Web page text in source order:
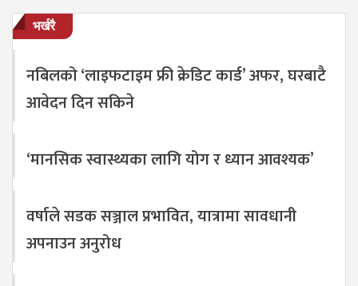
भर्खरै
नबिलको ‘लाइफटाइम फ्री क्रेडिट कार्ड’ अफर, घरबाटै
आवेदन दिन सकिने
‘मानसिक स्वास्थ्यका लागि योग र ध्यान आवश्यक’
वर्षाले सडक सञ्जाल प्रभावित, यात्रामा सावधानी
अपनाउन अनुरोध